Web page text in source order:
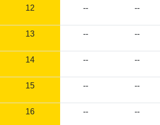
12 -- --
13 -- --
14 -- --
15 -- --
16 -- --